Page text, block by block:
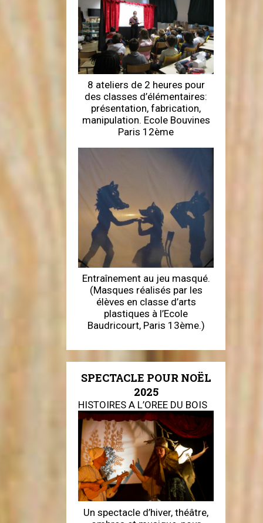
8 ateliers de 2 heures pour
des classes d’élémentaires:
présentation, fabrication,
manipulation. Ecole Bouvines
Paris 12ème
Entraînement au jeu masqué.
(Masques réalisés par les
élèves en classe d’arts
plastiques à l’Ecole
Baudricourt, Paris 13ème.)
SPECTACLE POUR NOËL
2025
HISTOIRES A L’OREE DU BOIS
Un spectacle d’hiver, théâtre,